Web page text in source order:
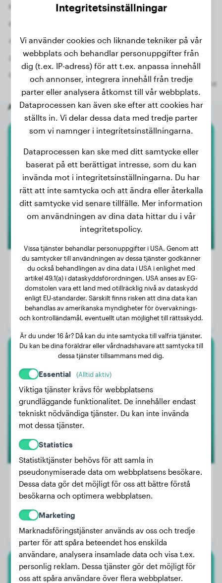
Andra slumpmässiga hundar
Bonnie
Vikt:
8 kg
Ålder:
1 år, 2 månader
Kön:
Honhund
Amerikansk Bulldog
Dex
Ålder:
Kön:
Hanhund
Tysk Pinscher
Integritetsinställningar
Vi använder cookies och liknande tekniker på vår
webbplats och behandlar personuppgifter från
dig (t.ex. IP-adress) för att t.ex. anpassa innehåll
och annonser, integrera innehåll från tredje
parter eller analysera åtkomst till vår webbplats.
Dataprocessen kan även ske efter att cookies har
ställts in. Vi delar dessa data med tredje parter
som vi namnger i integritetsinställningarna.
Dataprocessen kan ske med ditt samtycke eller
baserat på ett berättigat intresse, som du kan
invända mot i integritetsinställningarna. Du har
rätt att inte samtycka och att ändra eller återkalla
ditt samtycke vid senare tillfälle. Mer information
om användningen av dina data hittar du i vår
integritetspolicy.
Vissa tjänster behandlar personuppgifter i USA. Genom att
du samtycker till användningen av dessa tjänster godkänner
du också behandlingen av dina data i USA i enlighet med
artikel 49.1(a) i dataskyddsförordningen. USA anses av EG-
domstolen vara ett land med otillräcklig nivå av dataskydd
enligt EU-standarder. Särskilt finns risken att dina data kan
behandlas av amerikanska myndigheter för övervaknings-
och kontrolländamål, eventuellt utan möjlighet till rättsskydd.
Är du under 16 år? Då kan du inte samtycka till valfria tjänster.
Du kan be dina föräldrar eller vårdnadshavare att samtycka till
dessa tjänster tillsammans med dig.
Essential (Alltid aktiv)
Viktiga tjänster krävs för webbplatsens
grundläggande funktionalitet. De innehåller endast
tekniskt nödvändiga tjänster. Du kan inte invända
mot dessa tjänster.
Statistics
Statistiktjänster behövs för att samla in
pseudonymiserade data om webbplatsens besökare.
Dessa data gör det möjligt för oss att bättre förstå
besökarna och optimera webbplatsen.
Marketing
Marknadsföringstjänster används av oss och tredje
parter för att spåra beteendet hos enskilda
användare, analysera insamlade data och visa t.ex.
personlig reklam. Dessa tjänster gör det möjligt för
oss att spåra användare över flera webbplatser.